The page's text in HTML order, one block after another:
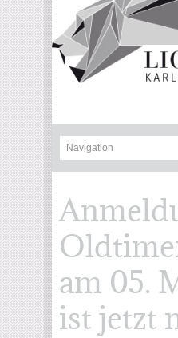
am 05.
ist jetzt